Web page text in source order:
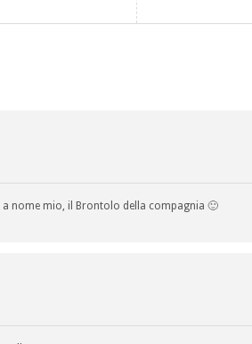
a nome mio, il Brontolo della compagnia 🙂